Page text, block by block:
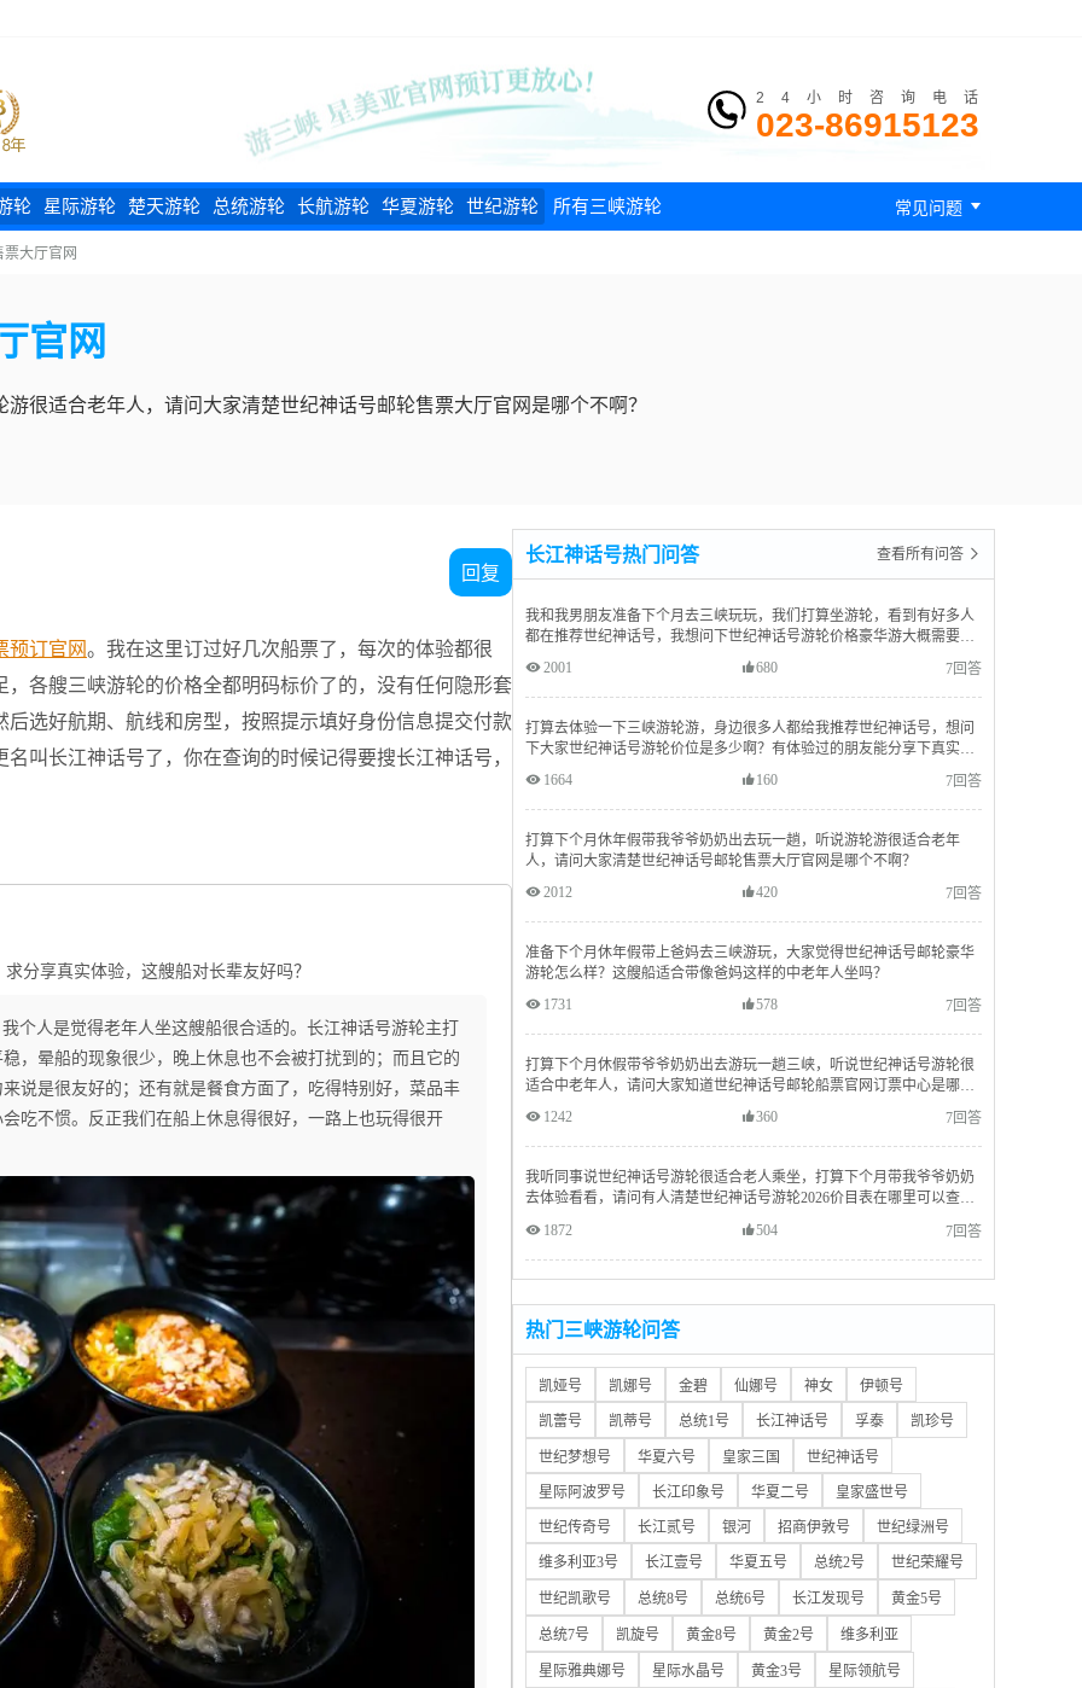
24小时咨询电话
023-86915123
轮 星际游轮 楚天游轮 总统游轮 长航游轮 华夏游轮 世纪游轮 所有三峡游轮 常见问题 
大厅官网
官网
很适合老年人，请问大家清楚世纪神话号邮轮售票大厅官网是哪个不啊？
回复
预订官网 。我在这里订过好几次船票了，每次的体验都很
各艘三峡游轮的价格全都明码标价了的，没有任何隐形套
选好航期、航线和房型，按照提示填好身份信息提交付款
叫长江神话号了，你在查询的时候记得要搜长江神话号，
分享真实体验，这艘船对长辈友好吗？
个人是觉得老年人坐这艘船很合适的。长江神话号游轮主打
，晕船的现象很少，晚上休息也不会被打扰到的；而且它的
说是很友好的；还有就是餐食方面了，吃得特别好，菜品丰
吃不惯。反正我们在船上休息得很好，一路上也玩得很开
长江神话号热门问答 查看所有问答 
我和我男朋友准备下个月去三峡玩玩，我们打算坐游轮，看到有好多人
都在推荐世纪神话号，我想问下世纪神话号游轮价格豪华游大概需要多
 2001 680 7回答
打算去体验一下三峡游轮游，身边很多人都给我推荐世纪神话号，想问
下大家世纪神话号游轮价位是多少啊？有体验过的朋友能分享下真实报
 1664 160 7回答
打算下个月休年假带我爷爷奶奶出去玩一趟，听说游轮游很适合老年
人，请问大家清楚世纪神话号邮轮售票大厅官网是哪个不啊？
 2012
420 7回答
准备下个月休年假带上爸妈去三峡游玩，大家觉得世纪神话号邮轮豪华
游轮怎么样？这艘船适合带像爸妈这样的中老年人坐吗？
 1731
578 7回答
打算下个月休假带爷爷奶奶出去游玩一趟三峡，听说世纪神话号游轮很
适合中老年人，请问大家知道世纪神话号邮轮船票官网订票中心是哪个
 1242 360 7回答
我听同事说世纪神话号游轮很适合老人乘坐，打算下个月带我爷爷奶奶
去体验看看，请问有人清楚世纪神话号游轮2026价目表在哪里可以查看
 1872 504 7回答
热门三峡游轮问答
凯娅号 凯娜号 金碧 仙娜号 神女 伊顿号
凯蕾号 凯蒂号 总统1号 长江神话号 孚泰 凯珍号
世纪梦想号 华夏六号 皇家三国 世纪神话号
星际阿波罗号 长江印象号 华夏二号 皇家盛世号
世纪传奇号 长江贰号 银河 招商伊敦号 世纪绿洲号
维多利亚3号 长江壹号 华夏五号 总统2号 世纪荣耀号
世纪凯歌号 总统8号 总统6号 长江发现号 黄金5号
总统7号 凯旋号 黄金8号 黄金2号 维多利亚
星际雅典娜号 星际水晶号 黄金3号 星际领航号